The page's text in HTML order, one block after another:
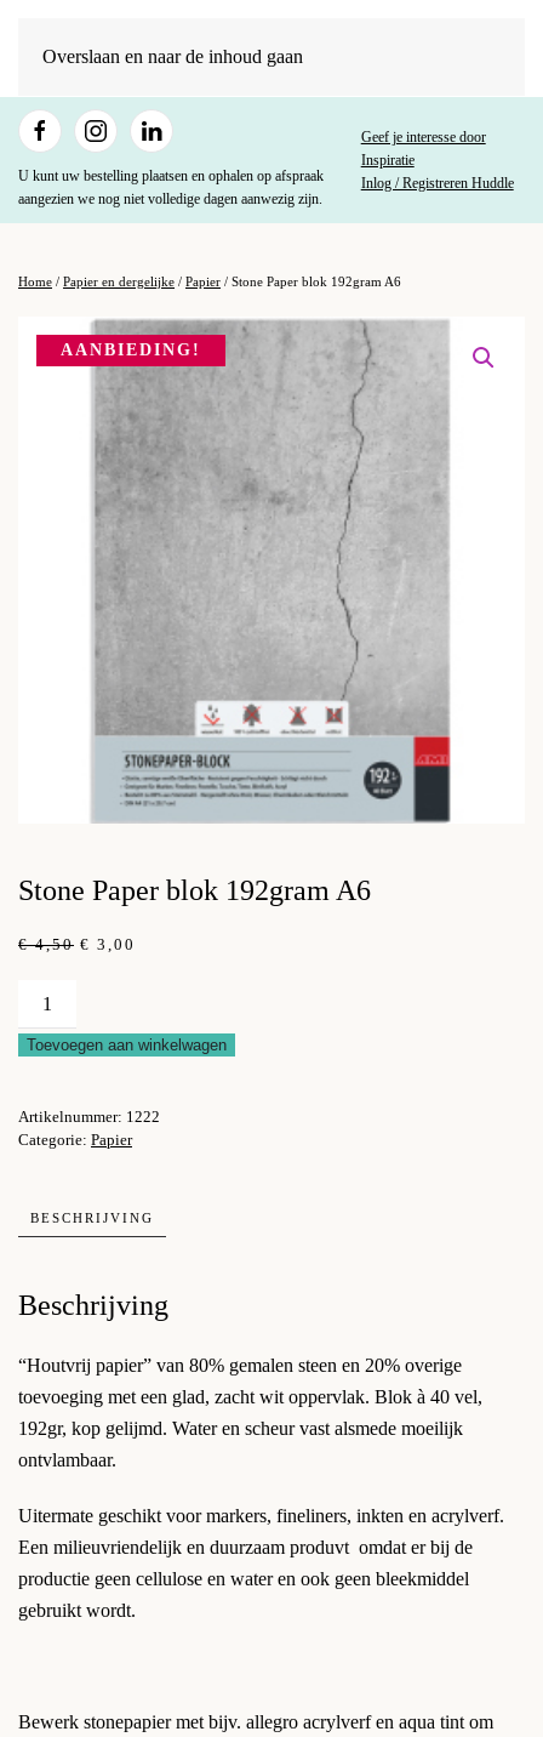
Overslaan en naar de inhoud gaan
U kunt uw bestelling plaatsen en ophalen op afspraak
aangezien we nog niet volledige dagen aanwezig zijn.
Geef je interesse door
Inspiratie
Inlog / Registreren Huddle
Home / Papier en dergelijke / Papier / Stone Paper blok 192gram A6
AANBIEDING!
Stone Paper blok 192gram A6
€4,50 OORSPRONKELIJKE
€ 3,00
Stone
Paper
blok
A6
aantal
Toevoegen aan winkelwagen
Artikelnummer: 1222
Categorie: Papier
BESCHRIJVING
Beschrijving
“Houtvrij papier” van 80% gemalen steen en 20% overige
toevoeging met een glad, zacht wit oppervlak. Blok à 40 vel,
192gr, kop gelijmd. Water en scheur vast alsmede moeilijk
ontvlambaar.
Uitermate geschikt voor markers, fineliners, inkten en acrylverf.
Een milieuvriendelijk en duurzaam produvt omdat er bij de
productie geen cellulose en water en ook geen bleekmiddel
gebruikt wordt.
Bewerk stonepapier met bijv. allegro acrylverf en aqua tint om